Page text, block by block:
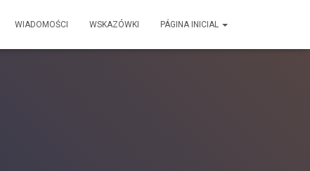
WIADOMOŚCI WSKAZÓWKI PÁGINA INICIAL